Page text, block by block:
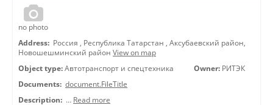
no photo
Address: Россия , Республика Татарстан , Аксубаевский район,
Новошешминский район View on map
Object type: Автотранспорт и спецтехника Owner: РИТЭК
Documents: document.FileTitle
Description: … Read more